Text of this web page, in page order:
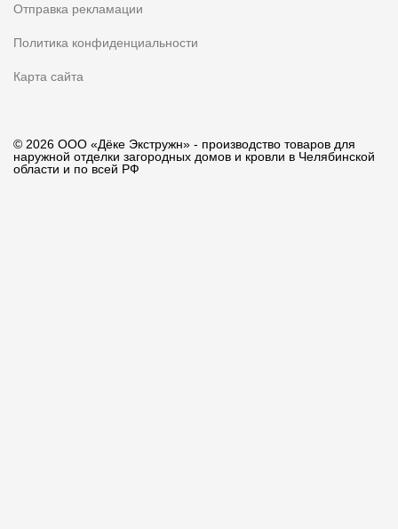
Отправка рекламации
Политика конфиденциальности
Карта сайта
© 2026 ООО «Дёке Экстружн» - производство товаров для
наружной отделки загородных домов и кровли в Челябинской
области и по всей РФ